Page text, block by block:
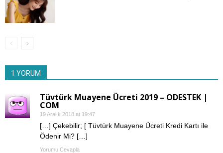
1 YORUM
Tüvtürk Muayene Ücreti 2019 – ODESTEK |
COM
19 Aralık 2018 at 19:47
[…] Çekebilir; [ Tüvtürk Muayene Ücreti Kredi Kartı ile
Ödenir Mi? […]
Yorumu Cevapla